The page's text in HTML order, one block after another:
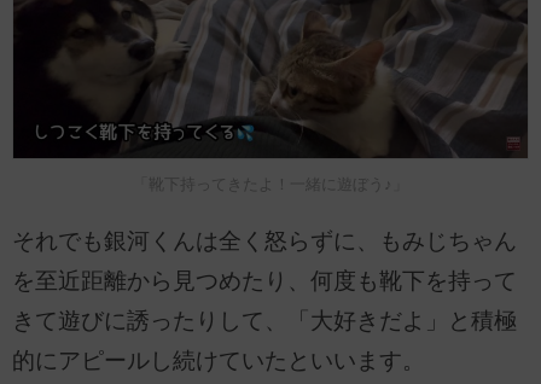
「靴下持ってきたよ！一緒に遊ぼう♪」
それでも銀河くんは全く怒らずに、もみじちゃん
を至近距離から見つめたり、何度も靴下を持って
きて遊びに誘ったりして、「大好きだよ」と積極
的にアピールし続けていたといいます。